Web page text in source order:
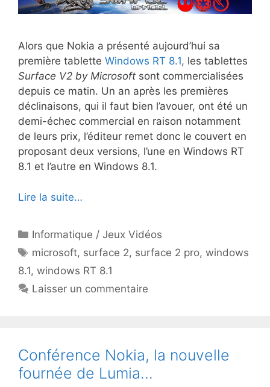
Alors que Nokia a présenté aujourd’hui sa
première tablette Windows RT 8.1, les tablettes
Surface V2 by Microsoft sont commercialisées
depuis ce matin. Un an après les premières
déclinaisons, qui il faut bien l’avouer, ont été un
demi-échec commercial en raison notamment
de leurs prix, l’éditeur remet donc le couvert en
proposant deux versions, l’une en Windows RT
8.1 et l’autre en Windows 8.1.
Lire la suite…
Catégories
Informatique / Jeux Vidéos
Étiquettes
microsoft, surface 2, surface 2 pro,windows
8.1, windows RT 8.1
Laisser un commentaire
Conférence Nokia, la nouvelle
fournée de Lumia…